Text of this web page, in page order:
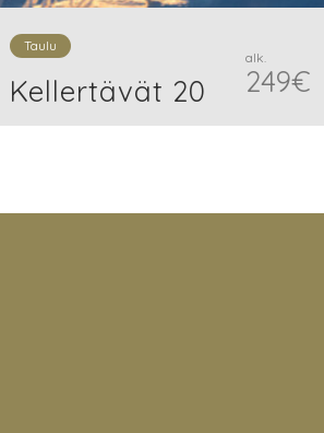
Taulu
Kellertävät 20
alk.
249€